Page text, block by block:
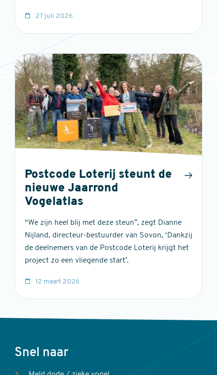
27 juli 2026
Postcode Loterij steunt de
nieuwe Jaarrond
Vogelatlas
“We zijn heel blij met deze steun”, zegt Dianne
Nijland, directeur-bestuurder van Sovon, ‘Dankzij
de deelnemers van de Postcode Loterij krijgt het
project zo een vliegende start’.
12 maart 2026
Voet
Snel naar